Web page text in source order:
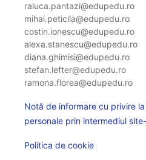
raluca.pantazi@edupedu.ro
mihai.peticila@edupedu.ro
costin.ionescu@edupedu.ro
alexa.stanescu@edupedu.ro
diana.ghimisi@edupedu.ro
stefan.lefter@edupedu.ro
ramona.florea@edupedu.ro
Notă de informare cu privire
personale prin intermediul
Politica de cookie